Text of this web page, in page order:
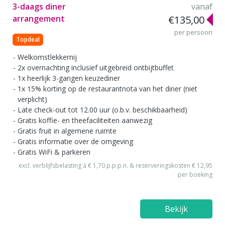
3-daags diner
arrangement
Topdeal
vanaf
€135,00
per persoon
Welkomstlekkernij
2x overnachting inclusief uitgebreid ontbijtbuffet
1x heerlijk 3-gangen keuzediner
1x 15% korting op de restaurantnota van het diner (niet
verplicht)
Late check-out tot 12.00 uur (o.b.v. beschikbaarheid)
Gratis koffie- en theefaciliteiten aanwezig
Gratis fruit in algemene ruimte
Gratis informatie over de omgeving
Gratis WiFi & parkeren
excl. verblijfsbelasting à € 1,70 p.p.p.n. & reserveringskosten € 12,95
per boeking
Bekijk